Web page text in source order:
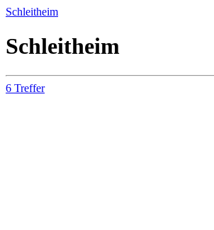
Schleitheim
Schleitheim
6 Treffer